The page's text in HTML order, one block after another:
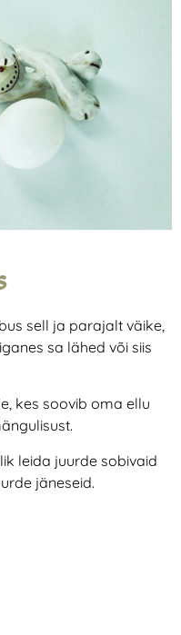
sell ja parajalt väike,
sa lähed või siis
kes soovib oma ellu
leida juurde sobivaid
jäneseid.